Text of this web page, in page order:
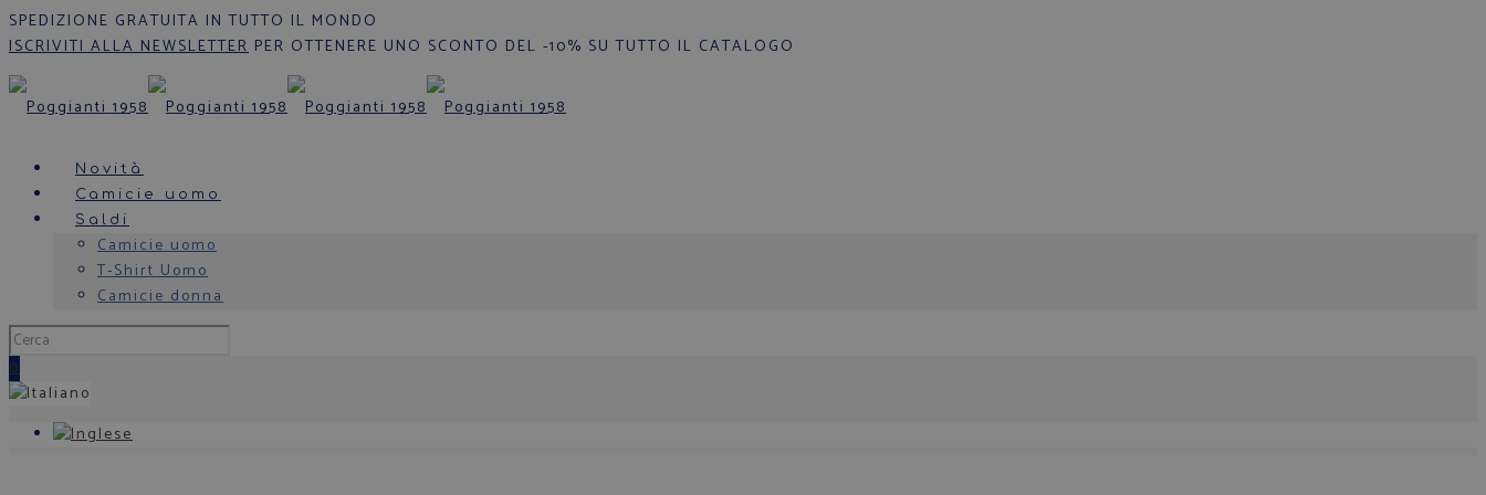
SPEDIZIONE GRATUITA IN TUTTO IL MONDO
ISCRIVITI ALLA NEWSLETTER PER OTTENERE UNO SCONTO DEL -10% SU TUTTO IL CATALOGO
Novità
Camicie uomo
Saldi
Camicie uomo
T-Shirt Uomo
Camicie donna
0